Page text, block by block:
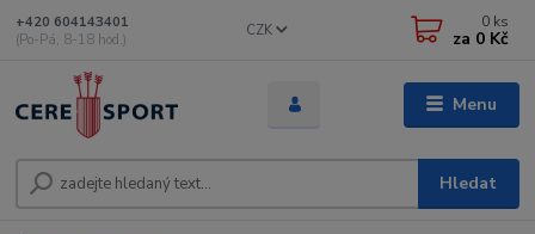
Menu
CZK
Hledat
+420 604143401
(Po-Pá, 8-18 hod.)
0 ks
za 0 Kč